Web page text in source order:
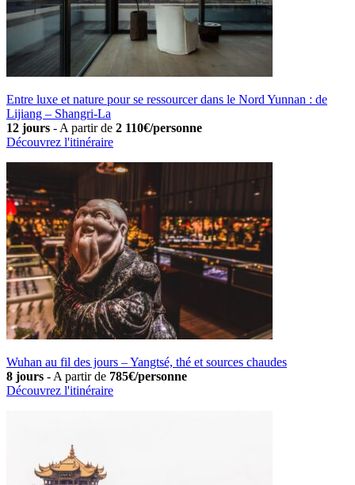
Entre luxe et nature pour se ressourcer dans le Nord Yunnan : de
Lijiang – Shangri-La
12 jours - A partir de 2 110€/personne
Découvrez l'itinéraire
Wuhan au fil des jours – Yangtsé, thé et sources chaudes
8 jours - A partir de 785€/personne
Découvrez l'itinéraire